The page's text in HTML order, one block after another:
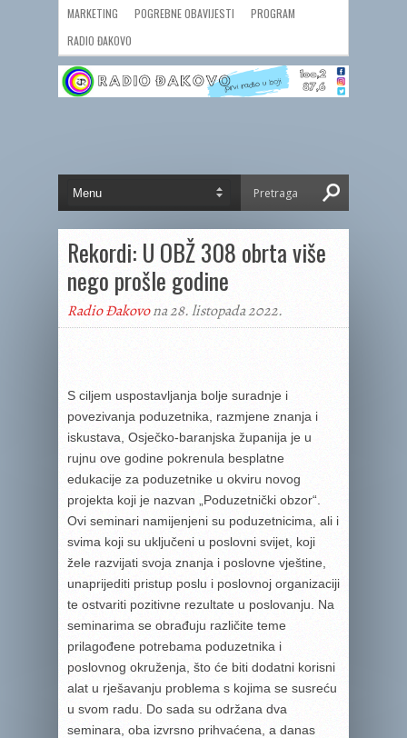
MARKETING POGREBNE OBAVIJESTI
PROGRAM
RADIO ĐAKOVO
Rekordi: U OBŽ 308 obrta više
nego prošle godine
Radio Đakovona 28. listopada 2022.
S ciljem uspostavljanja bolje suradnje i
povezivanja poduzetnika, razmjene znanja i
iskustava, Osječko-baranjska županija je u
rujnu ove godine pokrenula besplatne
edukacije za poduzetnike u okviru novog
projekta koji je nazvan „Poduzetnički obzor“.
Ovi seminari namijenjeni su poduzetnicima, ali i
svima koji su uključeni u poslovni svijet, koji
žele razvijati svoja znanja i poslovne vještine,
unaprijediti pristup poslu i poslovnoj organizaciji
te ostvariti pozitivne rezultate u poslovanju. Na
seminarima se obrađuju različite teme
prilagođene potrebama poduzetnika i
poslovnog okruženja, što će biti dodatni korisni
alat u rješavanju problema s kojima se susreću
u svom radu. Do sada su održana dva
seminara, oba izvrsno prihvaćena, a danas